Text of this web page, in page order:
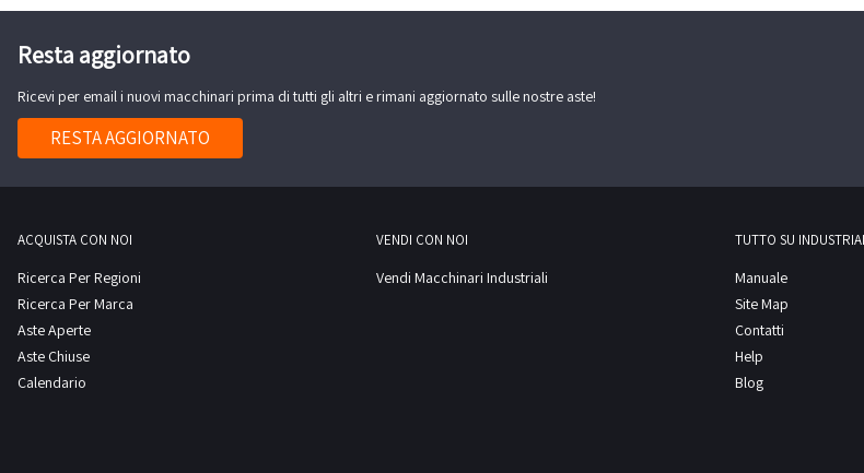
Resta aggiornato
Ricevi per email i nuovi macchinari prima di tutti gli altri e rimani aggiornato sulle nostre aste!
RESTA AGGIORNATO
ACQUISTA CON NOI
Ricerca Per Regioni
Ricerca Per Marca
Aste Aperte
Aste Chiuse
Calendario
VENDI CON NOI
Vendi Macchinari Industriali
TUTTO SU
Manuale
Site Map
Contatti
Help
Blog